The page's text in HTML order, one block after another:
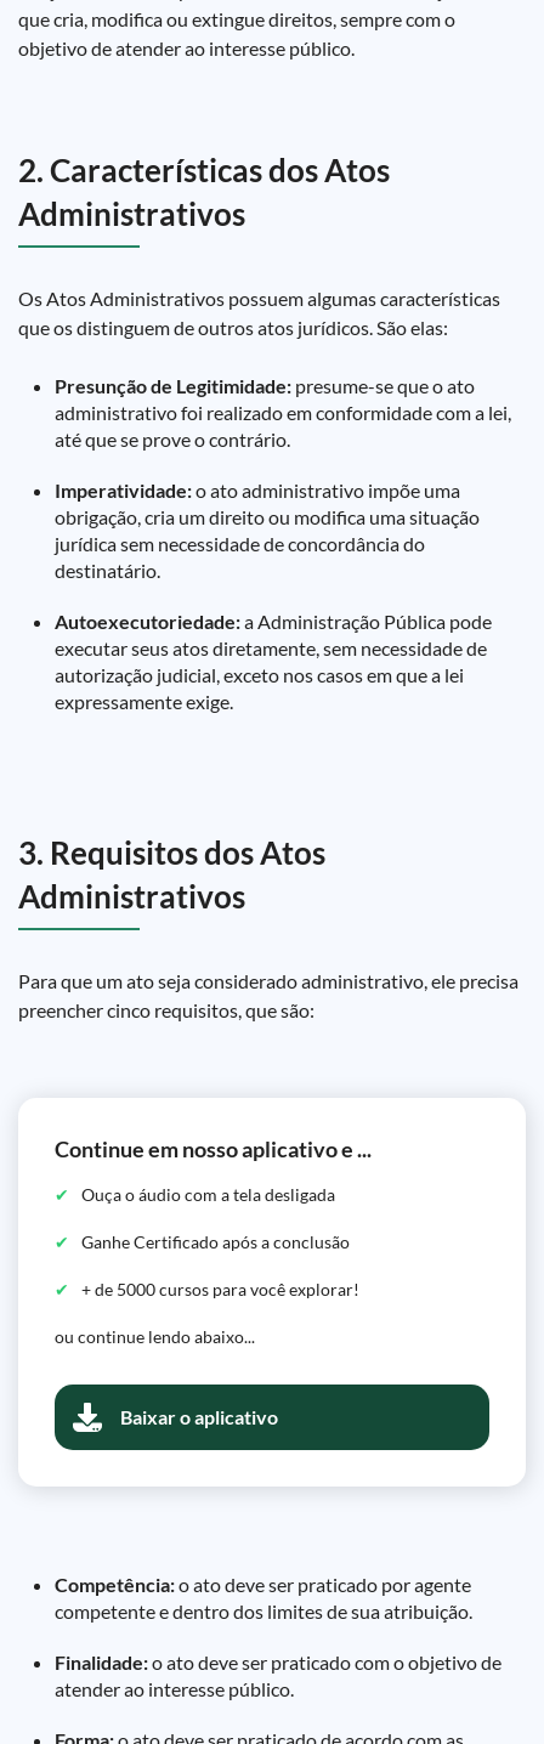
que cria, modifica ou extingue direitos, sempre com o
objetivo de atender ao interesse público.
2. Características dos Atos
Administrativos
Os Atos Administrativos possuem algumas características
que os distinguem de outros atos jurídicos. São elas:
Presunção de Legitimidade: presume-se que o ato
administrativo foi realizado em conformidade com a lei,
até que se prove o contrário.
Imperatividade:o ato administrativo impõe uma
obrigação, cria um direito ou modifica uma situação
jurídica sem necessidade de concordância do
destinatário.
Autoexecutoriedade:a Administração Pública pode
executar seus atos diretamente, sem necessidade de
autorização judicial, exceto nos casos em que a lei
expressamente exige.
3. Requisitos dos Atos
Administrativos
Para que um ato seja considerado administrativo, ele precisa
preencher cinco requisitos, que são:
Continue em nosso aplicativo e ...
Ouça o áudio com a tela desligada
Ganhe Certificado após a conclusão
+ de 5000 cursos para você explorar!
ou continue lendo abaixo...
Baixar o aplicativo
Competência:o ato deve ser praticado por agente
competente e dentro dos limites de sua atribuição.
Finalidade:o ato deve ser praticado com o objetivo de
atender ao interesse público.